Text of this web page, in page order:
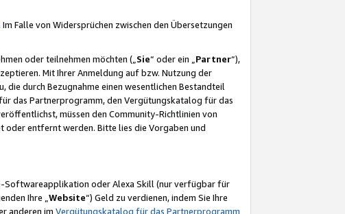
Im Falle von Widersprüchen zwischen den Übersetzungen
oder teilnehmen möchten („Sie“ oder ein „Partner“),
Mit Ihrer Anmeldung auf bzw. Nutzung der
die durch Bezugnahme einen wesentlichen Bestandteil
das Partnerprogramm, den Vergütungskatalog für das
müssen den Community-Richtlinien von
oder entfernt werden. Bitte lies die Vorgaben und
Softwareapplikation oder Alexa Skill (nur verfügbar für
Ihre „ Website“) Geld zu verdienen, indem Sie Ihre
anderen im Vergütungskatalog für das Partnerprogramm